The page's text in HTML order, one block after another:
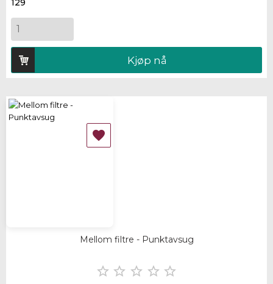
129
Kjøp nå

Mellom filtre - Punktavsug
    